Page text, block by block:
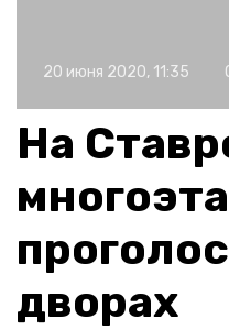
20 июня 2020, 11:35
На
дворах